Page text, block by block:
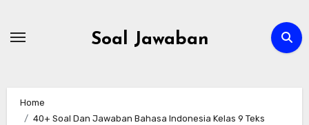
Soal Jawaban
Home
40+ Soal Dan Jawaban Bahasa Indonesia Kelas 9 Teks